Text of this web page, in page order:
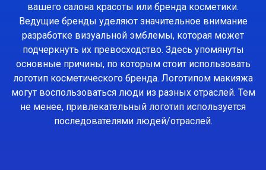
вашего салона красоты или бренда косметики.
Ведущие бренды уделяют значительное внимание
разработке визуальной эмблемы, которая может
подчеркнуть их превосходство. Здесь упомянуты
основные причины, по которым стоит использовать
логотип косметического бренда. Логотипом макияжа
могут воспользоваться люди из разных отраслей. Тем
не менее, привлекательный логотип используется
последователями людей/отраслей.